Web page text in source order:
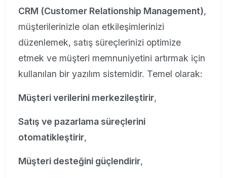
CRM (Customer Relationship Management),
müşterilerinizle olan etkileşimlerinizi
düzenlemek, satış süreçlerinizi optimize
etmek ve müşteri memnuniyetini artırmak için
kullanılan bir yazılım sistemidir. Temel olarak:
Müşteri verilerini merkezileştirir,
Satış ve pazarlama süreçlerini
otomatikleştirir,
Müşteri desteğini güçlendirir,